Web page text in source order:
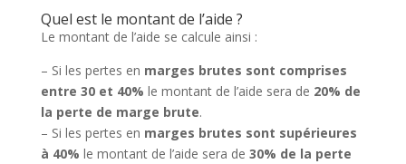
Quel est le montant de l’aide ?
Le montant de l’aide se calcule ainsi :
– Si les pertes en marges brutes sont comprises
entre 30 et 40% le montant de l’aide sera de 20% de
la perte de marge brute.
– Si les pertes en marges brutes sont supérieures
à 40% le montant de l’aide sera de 30% de la perte